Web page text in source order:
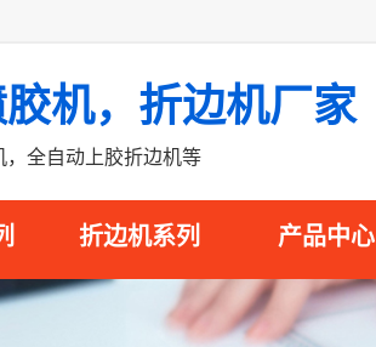
机，折边机厂家
，全自动上胶折边机等
折边机系列 产品中心